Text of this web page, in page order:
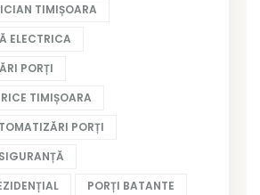
TIMIȘOARA
ELECTRICA
PORȚI
TIMIȘOARA
PORȚI
PORȚI BATANTE